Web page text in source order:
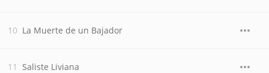
La Muerte de un Bajador
Saliste Liviana